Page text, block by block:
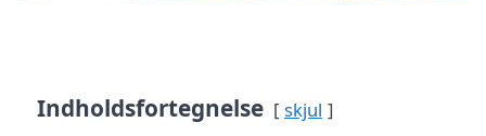
Indholdsfortegnelse skjul